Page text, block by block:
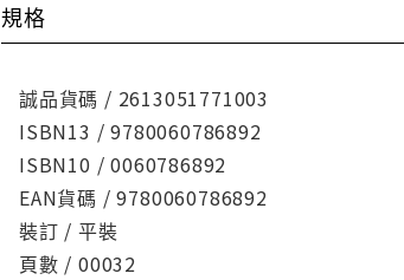
規格
誠品貨碼 / 2613051771003
ISBN13 / 9780060786892
ISBN10 / 0060786892
EAN貨碼 / 9780060786892
裝訂 / 平裝
頁數 / 00032